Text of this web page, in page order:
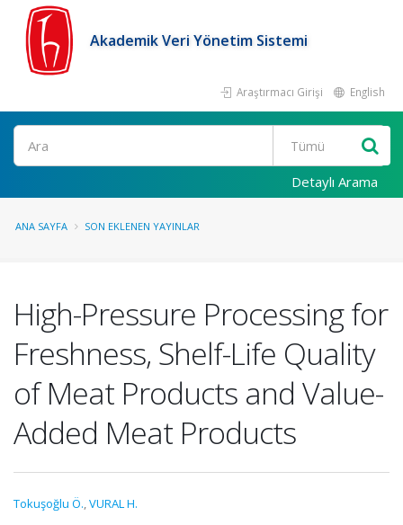
Akademik Veri Yönetim Sistemi
Araştırmacı Girişi English
Ara
Detaylı Arama
ANA SAYFA SON EKLENEN YAYINLAR
High-Pressure Processing for
Freshness, Shelf-Life Quality
of Meat Products and Value-
Added Meat Products
Tokuşoğlu Ö.,VURAL H.